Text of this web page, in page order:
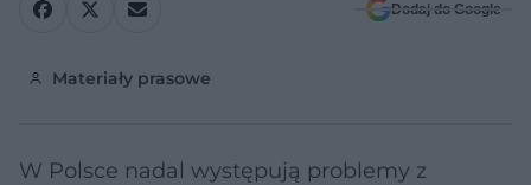
Dodaj do Google
Materiały prasowe
W Polsce nadal występują problemy z